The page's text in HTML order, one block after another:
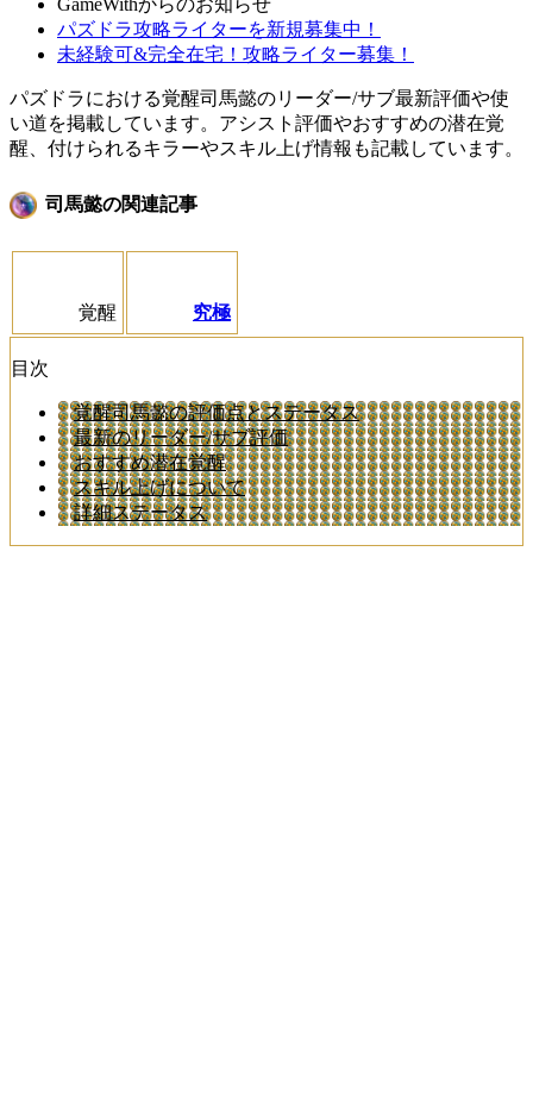
パズドラ攻略ライターを新規募集中！
未経験可&完全在宅！攻略ライター募集！
パズドラにおける覚醒司馬懿のリーダー/サブ最新評価や使
い道を掲載しています。アシスト評価やおすすめの潜在覚
醒、付けられるキラーやスキル上げ情報も記載しています。
司馬懿の関連記事
覚醒 究極
目次
覚醒司馬懿の評価点とステータス
最新のリーダー/サブ評価
おすすめ潜在覚醒
スキル上げについて
詳細ステータス